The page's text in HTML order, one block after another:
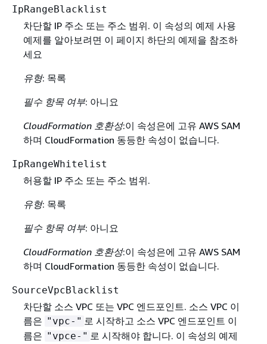
IpRangeBlacklist
차단할 IP 주소 또는 주소 범위. 이 속성의 예제 사용
예제를 알아보려면 이 페이지 하단의 예제을 참조하
세요
유형: 목록
필수 항목 여부: 아니요
CloudFormation 호환성:이 속성은에 고유 AWS SAM
하며 CloudFormation 동등한 속성이 없습니다.
IpRangeWhitelist
허용할 IP 주소 또는 주소 범위.
유형: 목록
필수 항목 여부: 아니요
CloudFormation 호환성:이 속성은에 고유 AWS SAM
하며 CloudFormation 동등한 속성이 없습니다.
SourceVpcBlacklist
차단할 소스 VPC 또는 VPC 엔드포인트. 소스 VPC 이
름은 "vpc-" 로 시작하고 소스 VPC 엔드포인트 이
름은 "vpce-" 로 시작해야 합니다. 이 속성의 예제